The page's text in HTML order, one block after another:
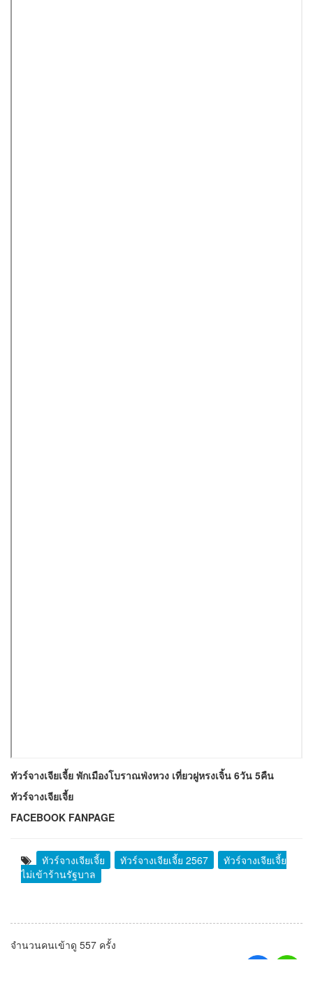
ทัวร์จางเจียเจี้ย พักเมืองโบราณฟ่งหวง เที่ยวฝูหรงเจิ้น 6วัน 5คืน
ทัวร์จางเจียเจี้ย
FACEBOOK FANPAGE
ทัวร์จางเจียเจี้ย ทัวร์จางเจียเจี้ย 2567
ทัวร์จางเจียเจี้ย
ไม่เข้าร้านรัฐบาล
จำนวนคนเข้าดู 557 ครั้ง